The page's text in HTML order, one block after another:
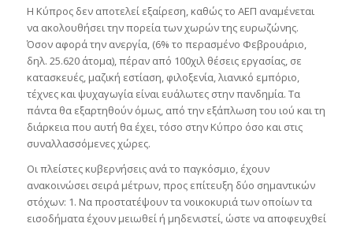
Η Κύπρος δεν αποτελεί εξαίρεση, καθώς το ΑΕΠ αναμένεται
να ακολουθήσει την πορεία των χωρών της ευρωζώνης.
Όσον αφορά την ανεργία, (6% το περασμένο Φεβρουάριο,
δηλ. 25.620 άτομα), πέραν από 100χιλ θέσεις εργασίας, σε
κατασκευές, μαζική εστίαση, φιλοξενία, λιανικό εμπόριο,
τέχνες και ψυχαγωγία είναι ευάλωτες στην πανδημία. Τα
πάντα θα εξαρτηθούν όμως, από την εξάπλωση του ιού και τη
διάρκεια που αυτή θα έχει, τόσο στην Κύπρο όσο και στις
συναλλασσόμενες χώρες.
Οι πλείστες κυβερνήσεις ανά το παγκόσμιο, έχουν
ανακοινώσει σειρά μέτρων, προς επίτευξη δύο σημαντικών
στόχων: 1. Να προστατέψουν τα νοικοκυριά των οποίων τα
εισοδήματα έχουν μειωθεί ή μηδενιστεί, ώστε να αποφευχθεί